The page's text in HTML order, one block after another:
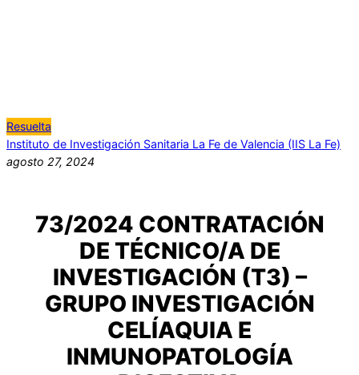
Resuelta
Instituto de Investigación Sanitaria La Fe de Valencia (IIS La Fe)
agosto 27, 2024
73/2024 CONTRATACIÓN
DE TÉCNICO/A DE
INVESTIGACIÓN (T3) –
GRUPO INVESTIGACIÓN
CELÍAQUIA E
INMUNOPATOLOGÍA